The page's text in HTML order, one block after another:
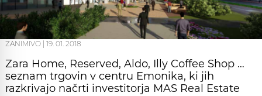
ZANIMIVO 19. 01. 2018
Zara Home, Reserved, Aldo, Illy Coffee Shop …
seznam trgovin v centru Emonika, ki jih
razkrivajo načrti investitorja MAS Real Estate